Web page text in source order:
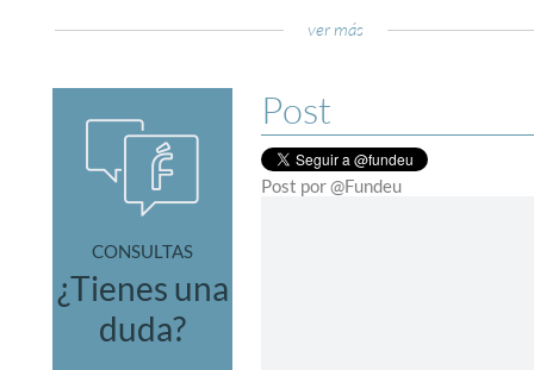
ver más
CONSULTAS
¿Tienes una
duda?
Post
Post por @Fundeu